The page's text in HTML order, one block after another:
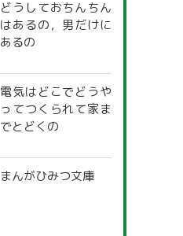
どうしておちんちん
はあるの，男だけに
あるの
電気はどこでどうや
ってつくられて家ま
でとどくの
まんがひみつ文庫